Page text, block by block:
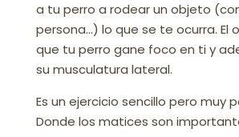
a tu perro a rodear un objeto
persona…) lo que se te ocurra. El
que tu perro gane foco en ti y
su musculatura lateral.
Es un ejercicio sencillo pero muy
Donde los matices son